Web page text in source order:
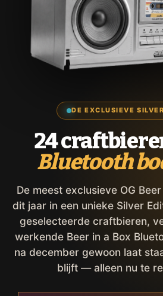
DE EXCLUSIEVE
24
Bluetooth
De meest exclusieve OG
dit jaar in een unieke Silver
geselecteerde craftbieren,
werkende Beer in a Box
na december gewoon laat
blijft — alleen nu te